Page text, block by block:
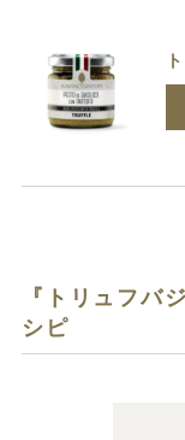
『トリュフバ
シピ